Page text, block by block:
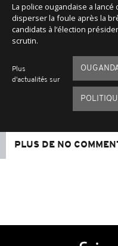
La police ougandaise a
disperser la foule après la
candidats à l‘élection
scrutin.
Plus
d'actualités sur
PLUS DE NO